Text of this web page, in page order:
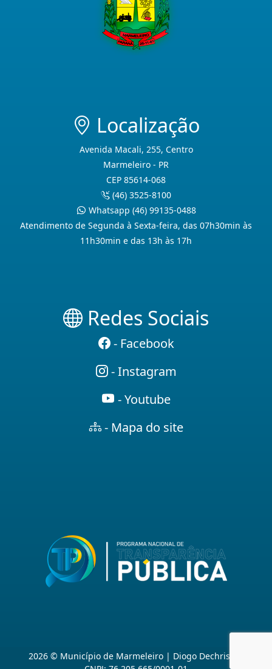
Localização
Avenida Macali, 255, Centro
Marmeleiro - PR
CEP 85614-068
(46) 3525-8100
Whatsapp (46) 99135-0488
Atendimento de Segunda à Sexta-feira, das 07h30min às
11h30min e das 13h às 17h
Redes Sociais
- Facebook
- Instagram
- Youtube
- Mapa do site
2026 © Município de Marmeleiro | Diogo Dechristan